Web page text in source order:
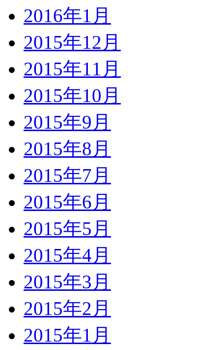
2016年1月
2015年12月
2015年11月
2015年10月
2015年9月
2015年8月
2015年7月
2015年6月
2015年5月
2015年4月
2015年3月
2015年2月
2015年1月